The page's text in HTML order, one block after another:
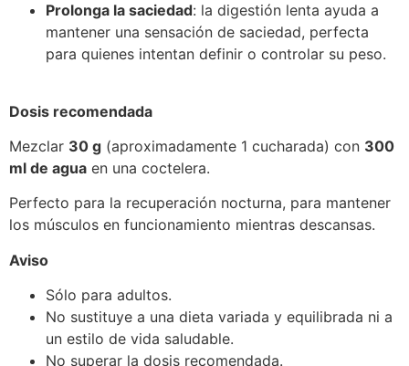
Prolonga la saciedad: la digestión lenta ayuda a
mantener una sensación de saciedad, perfecta
para quienes intentan definir o controlar su peso.
Dosis recomendada
Mezclar 30 g (aproximadamente 1 cucharada) con 300
ml de agua en una coctelera.
Perfecto para la recuperación nocturna, para mantener
los músculos en funcionamiento mientras descansas.
Aviso
Sólo para adultos.
No sustituye a una dieta variada y equilibrada ni a
un estilo de vida saludable.
No superar la dosis recomendada.